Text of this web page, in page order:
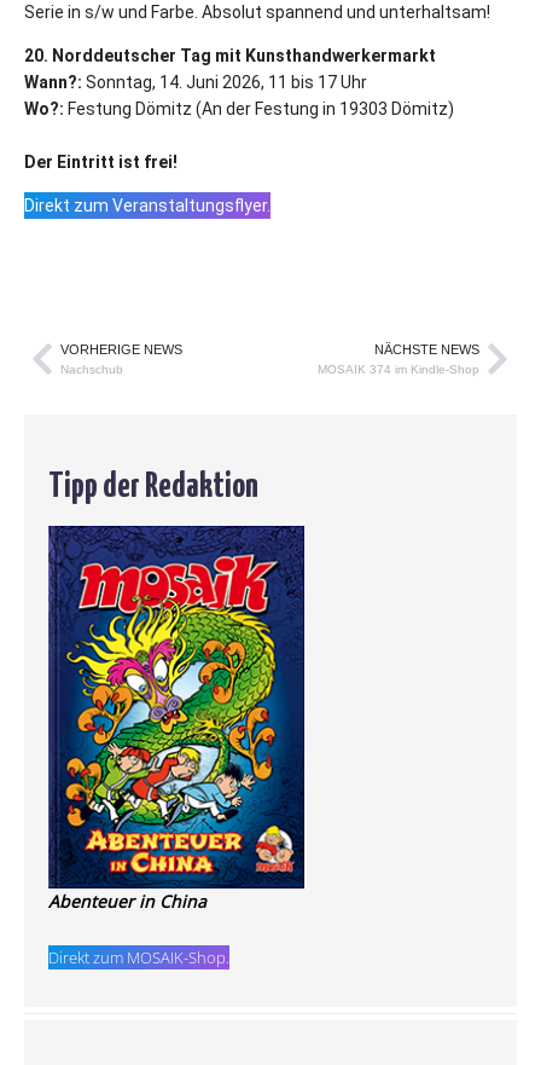
Serie in s/w und Farbe. Absolut spannend und unterhaltsam!
20. Norddeutscher Tag mit Kunsthandwerkermarkt
Wann?: Sonntag, 14. Juni 2026, 11 bis 17 Uhr
Wo?: Festung Dömitz (An der Festung in 19303 Dömitz)
Der Eintritt ist frei!
Direkt zum Veranstaltungsflyer.
VORHERIGE NEWS
Nachschub
NÄCHSTE NEWS
MOSAIK 374 im Kindle-Shop
Tipp der Redaktion
Abenteuer in China
Direkt zum MOSAIK-Shop.